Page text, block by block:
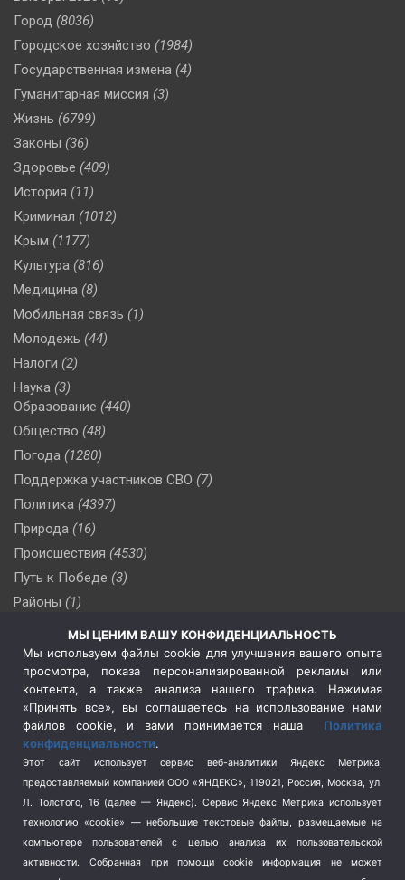
Город (8036)
Городское хозяйство (1984)
Государственная измена (4)
Гуманитарная миссия (3)
Жизнь (6799)
Законы (36)
Здоровье (409)
История (11)
Криминал (1012)
Крым (1177)
Культура (816)
Медицина (8)
Мобильная связь (1)
Молодежь (44)
Налоги (2)
Наука (3)
Образование (440)
Общество (48)
Погода (1280)
Поддержка участников СВО (7)
Политика (4397)
Природа (16)
Происшествия (4530)
Путь к Победе (3)
Районы (1)
(510)
Сельское хозяйство (3)
Социальная политика
(3)
Спецоперация в Украине
Спецоперация на Украине
(404)
Спорт (740)
Терроризм (1)
Транспорт (262)
Туризм (178)
Флот (76)
МЫ ЦЕНИМ ВАШУ КОНФИДЕНЦИАЛЬНОСТЬ
Мы используем файлы cookie для улучшения вашего опыта
просмотра, показа персонализированной рекламы или
контента, а также анализа нашего трафика. Нажимая
«Принять все», вы соглашаетесь на использование нами
файлов cookie, и вами принимается наша Политика
конфиденциальности.
Этот сайт использует сервис веб-аналитики Яндекс Метрика,
предоставляемый компанией ООО «ЯНДЕКС», 119021, Россия, Москва, ул.
Л. Толстого, 16 (далее — Яндекс). Сервис Яндекс Метрика использует
технологию «cookie» — небольшие текстовые файлы, размещаемые на
компьютере пользователей с целью анализа их пользовательской
активности.
Собранная при помощи cookie информация не может